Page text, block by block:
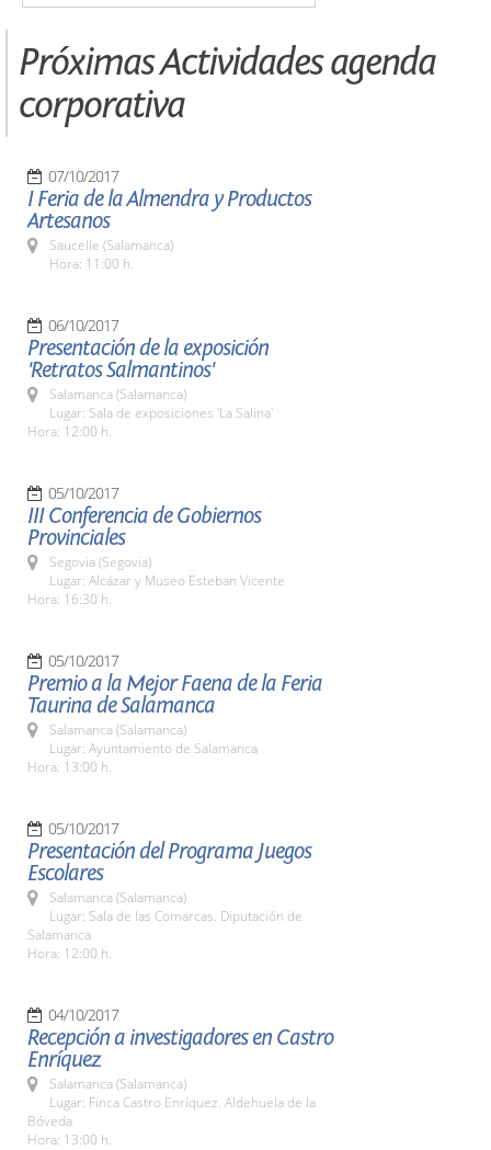
Próximas Actividades agenda
corporativa
07/10/2017
I Feria de la Almendra y Productos
Artesanos
Saucelle (Salamanca)
Hora: 11:00 h.
06/10/2017
Presentación de la exposición
'Retratos Salmantinos'
Salamanca (Salamanca)
Lugar: Sala de exposiciones 'La Salina'
Hora: 12:00 h.
05/10/2017
III Conferencia de Gobiernos
Provinciales
Segovia (Segovia)
Lugar: Alcázar y Museo Esteban Vicente
Hora: 16:30 h.
05/10/2017
Premio a la Mejor Faena de la Feria
Taurina de Salamanca
Salamanca (Salamanca)
Lugar: Ayuntamiento de Salamanca
Hora: 13:00 h.
05/10/2017
Presentación del Programa Juegos
Escolares
Salamanca (Salamanca)
Lugar: Sala de las Comarcas. Diputación de
Salamanca
Hora: 12:00 h.
04/10/2017
Recepción a investigadores en Castro
Enríquez
Salamanca (Salamanca)
Lugar: Finca Castro Enríquez. Aldehuela de la
Bóveda
Hora: 13:00 h.